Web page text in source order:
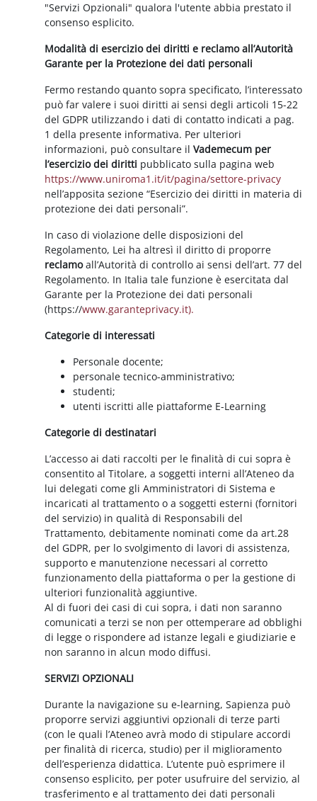
"Servizi Opzionali" qualora l'utente abbia prestato il
consenso esplicito.
Modalità di esercizio dei diritti e reclamo all’Autorità
Garante per la Protezione dei dati personali
Fermo restando quanto sopra specificato, l’interessato
può far valere i suoi diritti ai sensi degli articoli 15-22
del GDPR utilizzando i dati di contatto indicati a pag.
1 della presente informativa. Per ulteriori
informazioni, può consultare ilVademecum per
l’esercizio dei diritti pubblicato sulla pagina web
https://www.uniroma1.it/it/pagina/settore-privacy
nell’apposita sezione “Esercizio dei diritti in materia di
protezione dei dati personali”.
In caso di violazione delle disposizioni del
Regolamento, Lei ha altresì il diritto di proporre
reclamoall’Autorità di controllo ai sensi dell’art. 77 del
Regolamento. In Italia tale funzione è esercitata dal
Garante per la Protezione dei dati personali
(https://www.garanteprivacy.it).
Categorie di interessati
Personale docente;
personale tecnico-amministrativo;
studenti;
utenti iscritti alle piattaforme E-Learning
Categorie di destinatari
L’accesso ai dati raccolti per le finalità di cui sopra è
consentito al Titolare, a soggetti interni all’Ateneo da
lui delegati come gli Amministratori di Sistema e
incaricati al trattamento o a soggetti esterni (fornitori
del servizio) in qualità di Responsabili del
Trattamento, debitamente nominati come da art.28
del GDPR, per lo svolgimento di lavori di assistenza,
supporto e manutenzione necessari al corretto
funzionamento della piattaforma o per la gestione di
ulteriori funzionalità aggiuntive.
Al di fuori dei casi di cui sopra, i dati non saranno
comunicati a terzi se non per ottemperare ad obblighi
di legge o rispondere ad istanze legali e giudiziarie e
non saranno in alcun modo diffusi.
SERVIZI OPZIONALI
Durante la navigazione su e-learning, Sapienza può
proporre servizi aggiuntivi opzionali di terze parti
(con le quali l’Ateneo avrà modo di stipulare accordi
per finalità di ricerca, studio) per il miglioramento
dell’esperienza didattica. L’utente può esprimere il
consenso esplicito, per poter usufruire del servizio, al
trasferimento e al trattamento dei dati personali